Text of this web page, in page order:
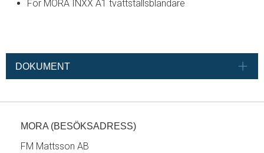
För MORA INXX A1 tvättställsblandare
DOKUMENT
MORA (BESÖKSADRESS)
FM Mattsson AB